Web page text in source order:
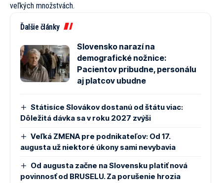
veľkých množstvách.
Ďalšie články
Slovensko narazí na
demografické nožnice:
Pacientov pribudne, personálu
aj platcov ubudne
Státisíce Slovákov dostanú od štátu viac:
Dôležitá dávka sa v roku 2027 zvýši
Veľká ZMENA pre podnikateľov: Od 17.
augusta už niektoré úkony sami nevybavia
Od augusta začne na Slovensku platiť nová
povinnosť od BRUSELU. Za porušenie hrozia